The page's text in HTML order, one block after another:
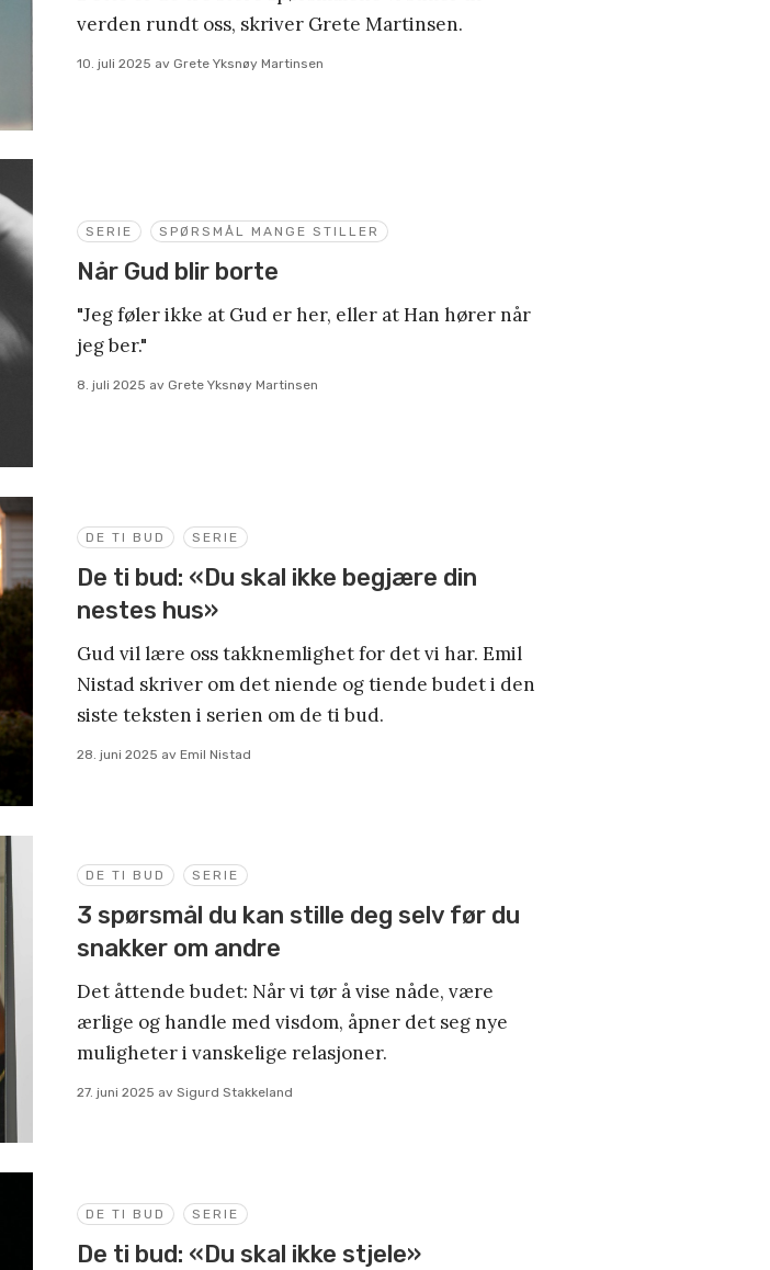
verden rundt oss, skriver Grete Martinsen.
10. juli 2025 av Grete Yksnøy Martinsen
SERIE SPØRSMÅL MANGE STILLER
Når Gud blir borte
"Jeg føler ikke at Gud er her, eller at Han hører når
jeg ber."
8. juli 2025 av Grete Yksnøy Martinsen
DE TI BUD SERIE
De ti bud: «Du skal ikke begjære din
nestes hus»
Gud vil lære oss takknemlighet for det vi har. Emil
Nistad skriver om det niende og tiende budet i den
siste teksten i serien om de ti bud.
28. juni 2025 av Emil Nistad
DE TI BUD SERIE
3 spørsmål du kan stille deg selv før du
snakker om andre
Det åttende budet: Når vi tør å vise nåde, være
ærlige og handle med visdom, åpner det seg nye
muligheter i vanskelige relasjoner.
27. juni 2025 av Sigurd Stakkeland
DE TI BUD SERIE
De ti bud: «Du skal ikke stjele»